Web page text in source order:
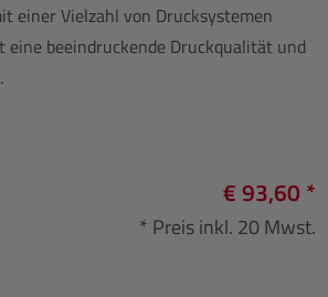
einer Vielzahl von Drucksystemen
beeindruckende Druckqualität und
€ 93,60 *
* Preis inkl. 20 Mwst.